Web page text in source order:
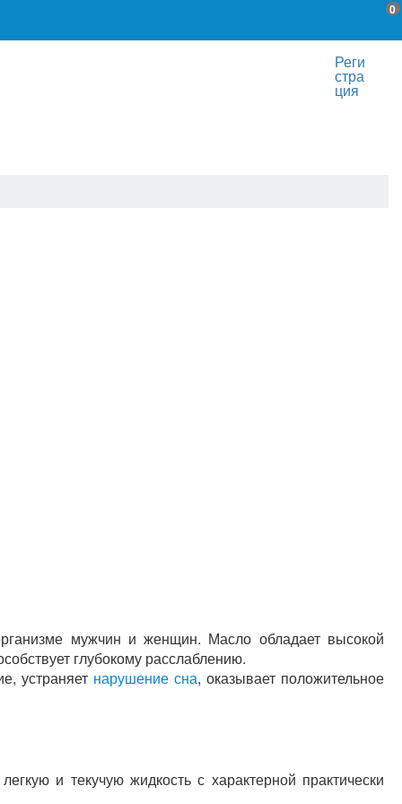
0
Реги
стра
ция
мужчин и женщин. Масло обладает высокой
глубокому расслаблению.
устраняет нарушение сна, оказывает положительное
и текучую жидкость с характерной практически